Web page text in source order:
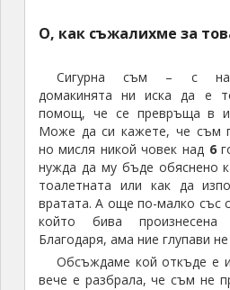
О, как съжалихме за
Сигурна съм – с
домакинята ни иска да е
помощ, че се превръща в
Може да си кажете, че съм
но мисля никой човек над 6
нужда да му бъде обяснено
тоалетната или как да
вратата. A oще по-малко със
който бива
Благодаря, ама ние глупави
Обсъждаме кой откъде е
вече е разбрала, че съм не